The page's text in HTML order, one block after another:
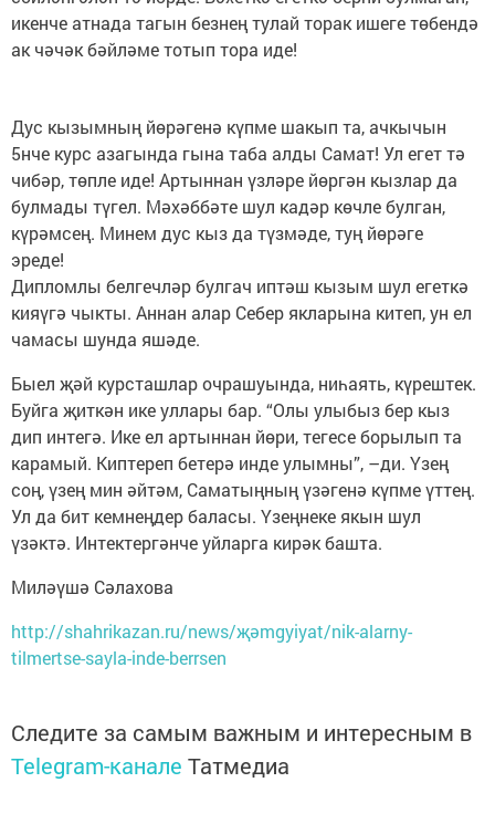
икенче атнада тагын безнең тулай торак ишеге төбендә
ак чәчәк бәйләме тотып тора иде!
Дус кызымның йөрәгенә күпме шакып та, ачкычын
5нче курс азагында гына таба алды Самат! Ул егет тә
чибәр, төпле иде! Артыннан үзләре йөргән кызлар да
булмады түгел. Мәхәббәте шул кадәр көчле булган,
күрәмсең. Минем дус кыз да түзмәде, туң йөрәге
эреде!
Дипломлы белгечләр булгач иптәш кызым шул егеткә
кияүгә чыкты. Аннан алар Себер якларына китеп, ун ел
чамасы шунда яшәде.
Быел җәй курсташлар очрашуында, ниһаять, күрештек.
Буйга җиткән ике уллары бар. “Олы улыбыз бер кыз
дип интегә. Ике ел артыннан йөри, тегесе борылып та
карамый. Киптереп бетерә инде улымны”, –ди. Үзең
соң, үзең мин әйтәм, Саматыңның үзәгенә күпме үттең.
Ул да бит кемнеңдер баласы. Үзеңнеке якын шул
үзәктә. Интектергәнче уйларга кирәк башта.
Миләүшә Сәлахова
http://shahrikazan.ru/news/җәmgyiyat/nik-alarny-
tilmertse-sayla-inde-berrsen
Следите за самым важным и интересным в
Telegram-канале Татмедиа